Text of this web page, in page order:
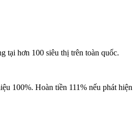
tại hơn 100 siêu thị trên toàn quốc.
100%. Hoàn tiền 111% nếu phát hiện